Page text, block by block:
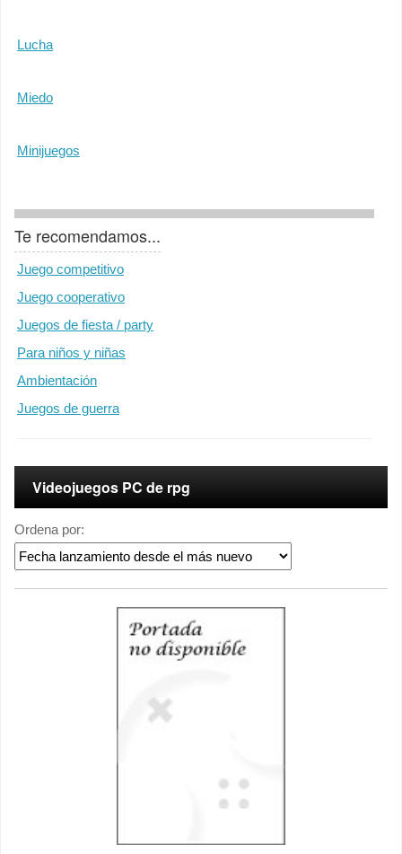
Lucha
Miedo
Minijuegos
Te recomendamos...
Juego competitivo
Juego cooperativo
Juegos de fiesta / party
Para niños y niñas
Ambientación
Juegos de guerra
Videojuegos PC de rpg
Ordena por: